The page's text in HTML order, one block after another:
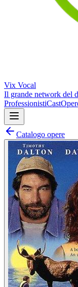
Vix Vocal
Il grande network del
ProfessionistiCast
Catalogo opere